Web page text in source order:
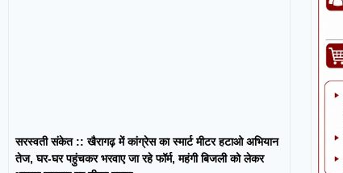
सरस्वती संकेत :: खैरागढ़ में कांग्रेस का स्मार्ट मीटर हटाओ अभियान
तेज, घर-घर पहुंचकर भरवाए जा रहे फॉर्म, महंगी बिजली को लेकर